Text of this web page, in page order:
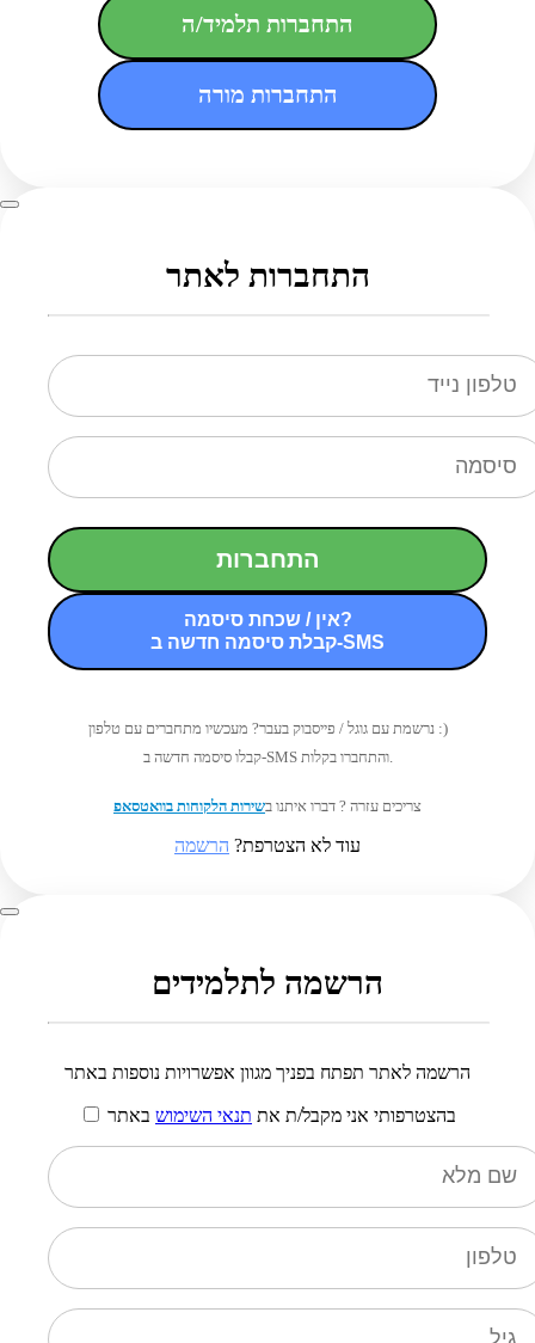
התחברות תלמיד/ה
התחברות מורה
התחברות לאתר
התחברות
אין / שכחת סיסמה?
קבלת סיסמה חדשה ב-SMS
נרשמת עם גוגל / פייסבוק בעבר? מעכשיו מתחברים עם טלפון :)
קבלו סיסמה חדשה ב-SMS והתחברו בקלות.
צריכים עזרה ? דברו איתנו בשירות הלקוחות בוואטסאפ
עוד לא הצטרפת? הרשמה
הרשמה לתלמידים
הרשמה לאתר תפתח בפניך מגוון אפשרויות נוספות באתר
בהצטרפותי אני מקבל/ת את תנאי השימוש באתר